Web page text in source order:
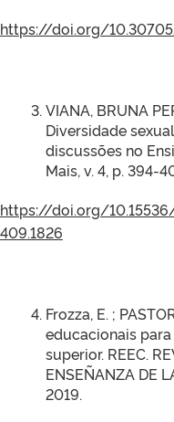
https://doi.org/
VIANA, BRUNA
Diversidade
discussões no
Mais, v. 4, p. 394-
https://doi.org/
409.1826
Frozza, E. ;
educacionais
superior. REEC.
ENSEÑANZA DE
2019.